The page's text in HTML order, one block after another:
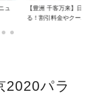
ュ
【豊洲 千客万来】日帰
る！割引料金やクーポ...
2020パラ